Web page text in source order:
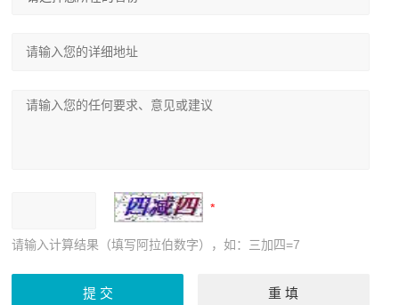
请输入计算结果（填写阿拉伯数字），如：三加四=7